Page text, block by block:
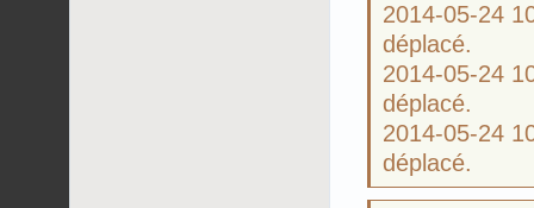
2014-05-24
déplacé.
2014-05-24
déplacé.
2014-05-24
déplacé.